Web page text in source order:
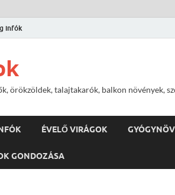
infók
örökzöldek, talajtakarók, balkon növények,
ÉVELŐ VIRÁGOK
GONDOZÁSA